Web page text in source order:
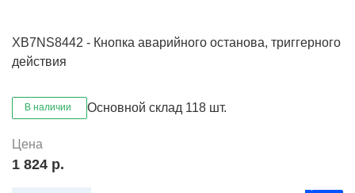
XB7NS8442 - Кнопка аварийного останова, триггерного
действия
В наличии Основной склад 118 шт.
Цена
1 824 р.